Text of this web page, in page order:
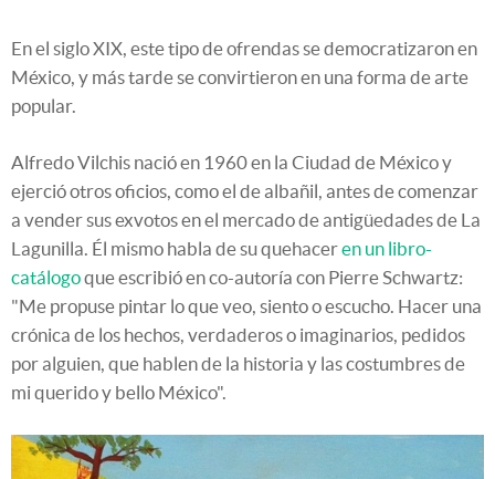
En el siglo XIX, este tipo de ofrendas se democratizaron en
México, y más tarde se convirtieron en una forma de arte
popular.
Alfredo Vilchis nació en 1960 en la Ciudad de México y
ejerció otros oficios, como el de albañil, antes de comenzar
a vender sus exvotos en el mercado de antigüedades de La
Lagunilla. Él mismo habla de su quehaceren un libro-
catálogoque escribió en co-autoría con Pierre Schwartz:
"Me propuse pintar lo que veo, siento o escucho. Hacer una
crónica de los hechos, verdaderos o imaginarios, pedidos
por alguien, que hablen de la historia y las costumbres de
mi querido y bello México".